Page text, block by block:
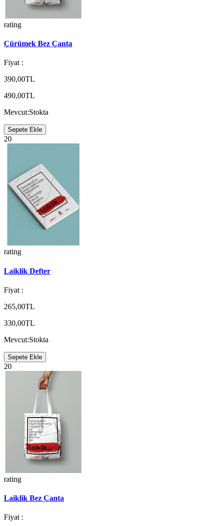
rating
Çürümek Bez Çanta
Fiyat :
390,00TL
490,00TL
Mevcut:Stokta
Sepete Ekle
20
rating
Laiklik Defter
Fiyat :
265,00TL
330,00TL
Mevcut:Stokta
Sepete Ekle
20
rating
Laiklik Bez Çanta
Fiyat :